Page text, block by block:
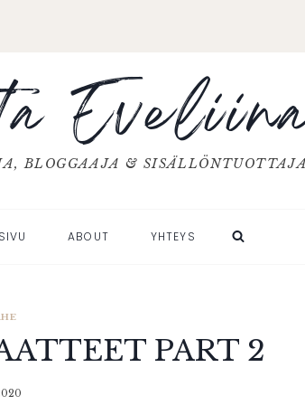
BLOGGAAJA &
ABOUT YHTEYS
PART 2